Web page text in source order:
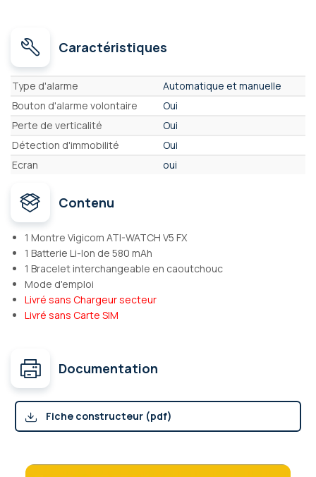
Caractéristiques
Caractéristiques
Type d'alarme
Automatique et manuelle
Bouton d'alarme volontaire
Oui
Perte de verticalité
Oui
Détection d'immobilité
Oui
Ecran
oui
Contenu
1 Montre Vigicom ATI-WATCH V5 FX
1 Batterie Li-Ion de 580 mAh
1 Bracelet interchangeable en caoutchouc
Mode d'emploi
Livré sans Chargeur secteur
Livré sans Carte SIM
Documentation
Fiche constructeur (pdf)